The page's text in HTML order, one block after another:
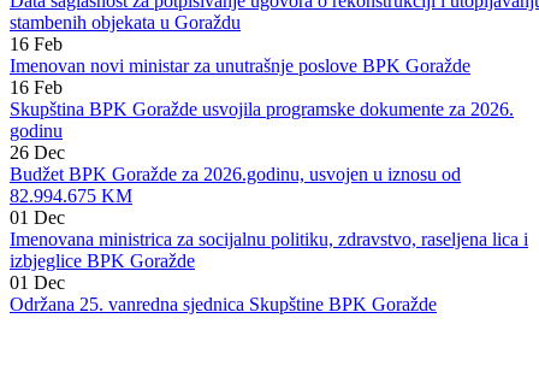
Sjednice Skupštine Vidi sve
30 Mar
Data saglasnost za potpisivanje ugovora o rekonstrukciji i
stambenih objekata u Goraždu
16 Feb
Imenovan novi ministar za unutrašnje poslove BPK Goražde
16 Feb
Skupština BPK Goražde usvojila programske dokumente za 2026.
godinu
26 Dec
Budžet BPK Goražde za 2026.godinu, usvojen u iznosu od
82.994.675 KM
01 Dec
Imenovana ministrica za socijalnu politiku, zdravstvo, raseljena lica i